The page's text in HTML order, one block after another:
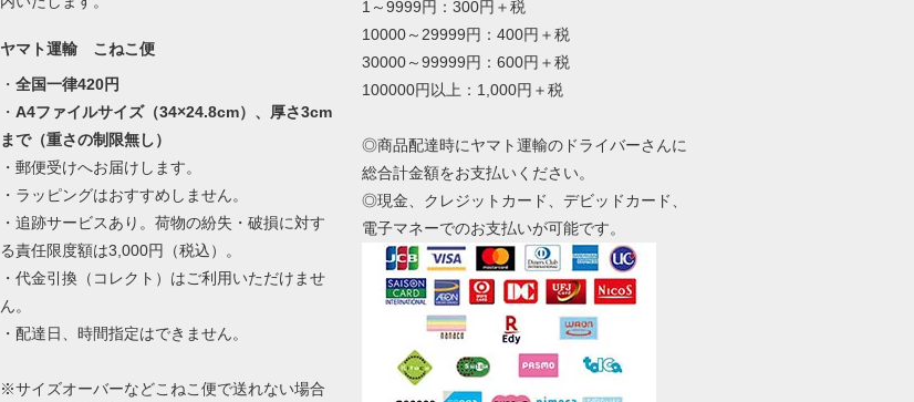
ヤマト運輸 こねこ便
・全国一律420円
・A4ファイルサイズ（34×24.8cm）、厚さ3cm
まで（重さの制限無し）
・郵便受けへお届けします。
・ラッピングはおすすめしません。
・追跡サービスあり。荷物の紛失・破損に対す
る責任限度額は3,000円（税込）。
・代金引換（コレクト）はご利用いただけませ
ん。
・配達日、時間指定はできません。
※サイズオーバーなどこねこ便で送れない場合
1～9999円：300円＋税
10000～29999円：400円＋税
30000～99999円：600円＋税
100000円以上：1,000円＋税
◎商品配達時にヤマト運輸のドライバーさんに
総合計金額をお支払いください。
◎現金、クレジットカード、デビッドカード、
電子マネーでのお支払いが可能です。